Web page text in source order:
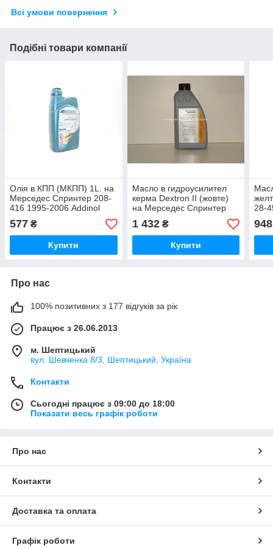
Всі умови повернення
Подібні товари компанії
Олія в КПП (МКПП) 1L. на
Мерседес Спринтер 208-
416 1995-2006 Addinol
(Німеччина) 74202107
577 ₴
Купити
Масло в гидроусилител
керма Dextron II (жовте)
на Мерседес Спринтер
208-416, MERCEDES
(Оригінал) 000989880310
1 432₴
Купити
28-
948
Про нас
100% позитивних з 177 відгуків за рік
Працює з 26.06.2013
м. Шептицький
вул. Шевченка 8/3, Шептицький, Україна
Контакти
Сьогодні працює з 09:00 до 18:00
Показати весь графік роботи
Про нас
Контакти
Доставка та оплата
Графік роботи